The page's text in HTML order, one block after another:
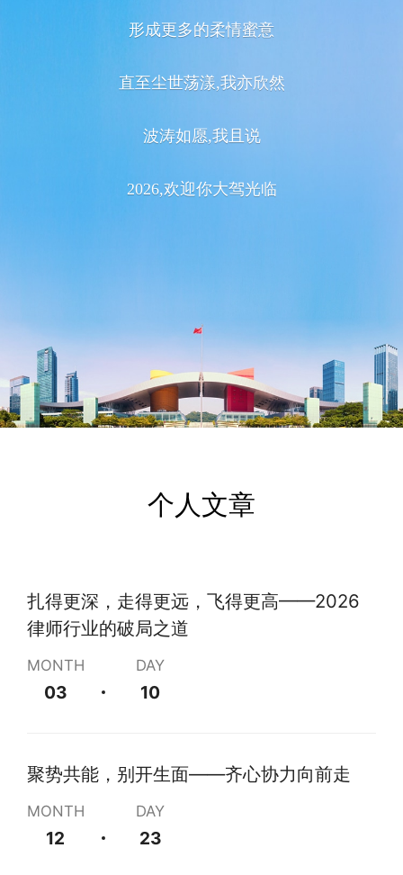
形成更多的柔情蜜意
直至尘世荡漾,我亦欣然
波涛如愿,我且说
2026,欢迎你大驾光临
个人文章
扎得更深，走得更远，飞得更高——2026
律师行业的破局之道
MONTH
03
DAY
10
聚势共能，别开生面——齐心协力向前走
MONTH
12
DAY
23